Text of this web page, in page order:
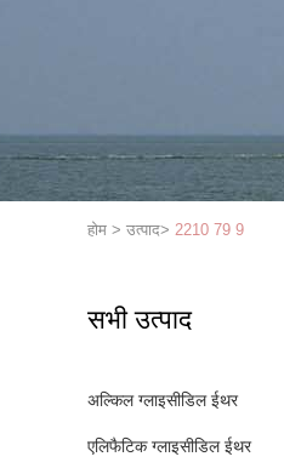
होम > उत्पाद> 2210 79 9
सभी उत्पाद
अल्किल ग्लाइसीडिल ईथर
एलिफैटिक ग्लाइसीडिल ईथर